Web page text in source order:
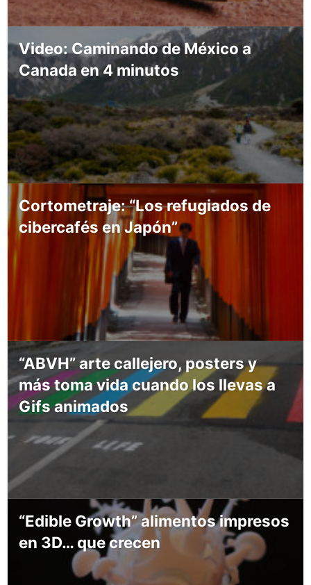
Video: Caminando de México a
Canada en 4 minutos
Cortometraje: “Los refugiados de
cibercafés en Japón”
“ABVH” arte callejero, posters y
más toma vida cuando los llevas a
Gifs animados
“Edible Growth” alimentos impresos
en 3D… que crecen